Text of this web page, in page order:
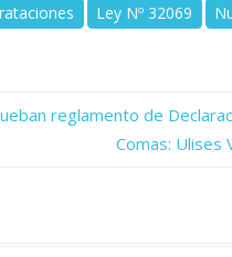
Ley Nº 32069
reglamento de
Next
Comas: Ulises